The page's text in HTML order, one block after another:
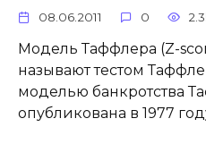
08.06.2011 0
Модель Таффлера (Z-
называют тестом
моделью банкротства
опубликована в 1977